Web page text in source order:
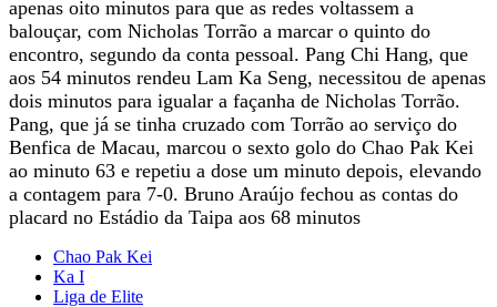
apenas oito minutos para que as redes voltassem a
balouçar, com Nicholas Torrão a marcar o quinto do
encontro, segundo da conta pessoal. Pang Chi Hang, que
aos 54 minutos rendeu Lam Ka Seng, necessitou de apenas
dois minutos para igualar a façanha de Nicholas Torrão.
Pang, que já se tinha cruzado com Torrão ao serviço do
Benfica de Macau, marcou o sexto golo do Chao Pak Kei
ao minuto 63 e repetiu a dose um minuto depois, elevando
a contagem para 7-0. Bruno Araújo fechou as contas do
placard no Estádio da Taipa aos 68 minutos
Chao Pak Kei
Ka I
Liga de Elite